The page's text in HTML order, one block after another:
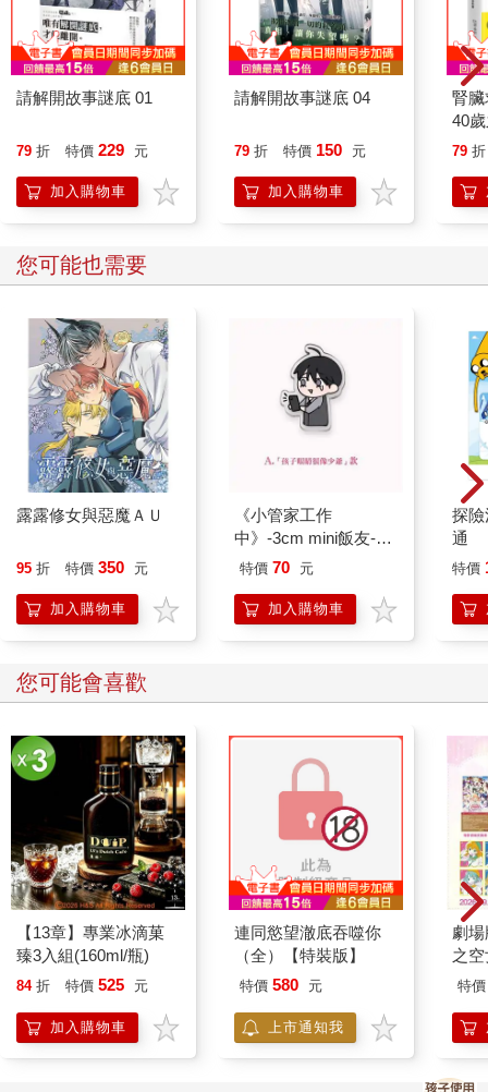
請解開故事謎底 01
79 折 特價 229 元
加入購物車
請解開故事謎底 04
79 折 特價 150 元
加入購物車
腎
40
就
79 折
您可能也需要
露露修女與惡魔ＡＵ
95 折 特價 350 元
加入購物車
《小管家工作
中》-3cm mini飯友-A.
「孩子眼睛很像少爺」
特價 70 元
加入購物車
探
通
特價
您可能會喜歡
【13章】專業冰滴菓
臻3入組(160ml/瓶)
84 折 特價 525 元
加入購物車
連同慾望澈底吞噬你
（全）【特裝版】
特價 580 元
上市通知我
劇
之
樂
特價